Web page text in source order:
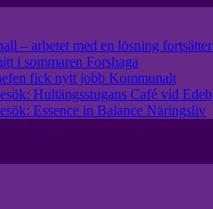
– arbetet med en lösning fortsätter
i sommaren Forshaga
fick nytt jobb Kommunalt
Hultängsstugans Café vid
Essence in Balance Näringsliv